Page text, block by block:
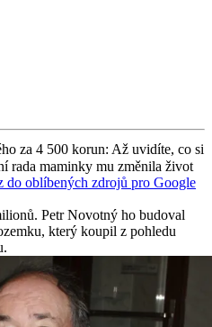
za 4 500 korun: Až uvidíte, co si
rada maminky mu změnila život
do oblíbených zdrojů pro Google
Petr Novotný ho budoval
který koupil z pohledu